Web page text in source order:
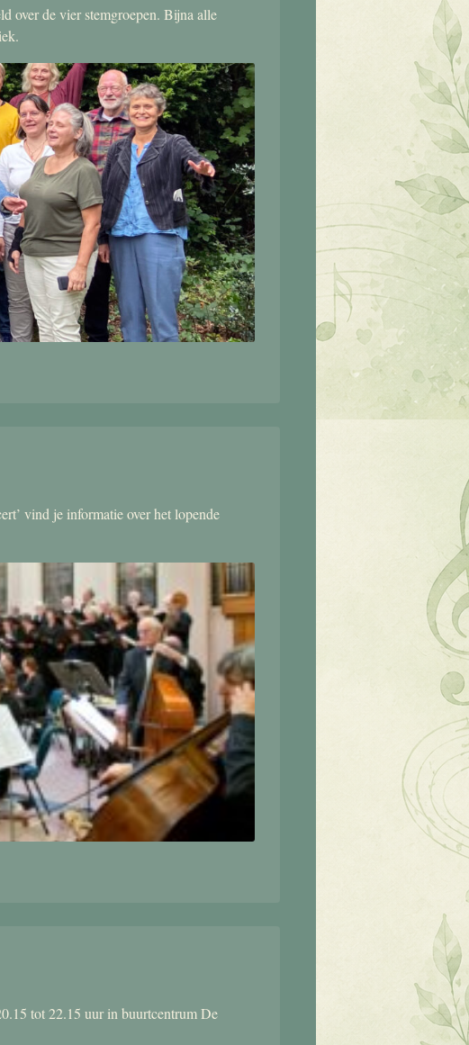
over de vier stemgroepen. Bijna alle
vind je informatie over het lopende
tot 22.15 uur in buurtcentrum De